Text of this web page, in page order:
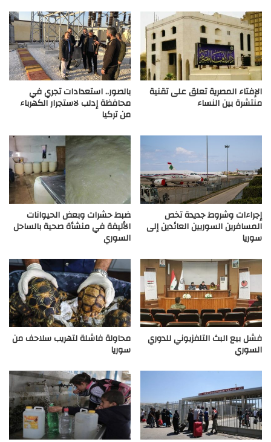
الإفتاء المصرية تعلق على تقنية
منتشرة بين النساء
بالصور.. استعدادات تجري في
محافظة إدلب لاستجرار الكهرباء
من تركيا
إجراءات وشروط جديدة تخص
المسافرين السوريين العائدين إلى
سوريا
ضبط حشرات وبعض الحيوانات
الأليفة في منشأة صحية بالساحل
السوري
فشل بيع البث التلفزيوني للدوري
السوري
محاولة فاشلة لتهريب سلاحف من
سوريا